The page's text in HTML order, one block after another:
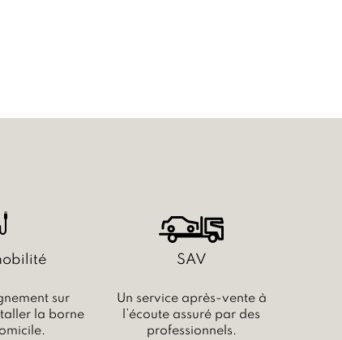
sur
la borne
SAV
Un service après-vente à
l’écoute assuré par des
professionnels.